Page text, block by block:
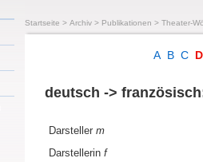
Startseite > Archiv > Publikationen > Theater-
A B C
deutsch ->
Darsteller m
Darstellerin f